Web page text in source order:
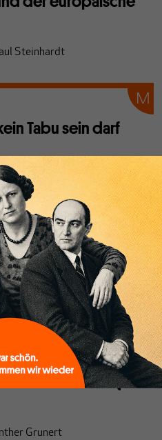
Steinhardt
Tabu sein darf
Beitrag "Die
Banken" (Teil 1
19. März 2015
Grunert
der Banken (Teil
Grunert